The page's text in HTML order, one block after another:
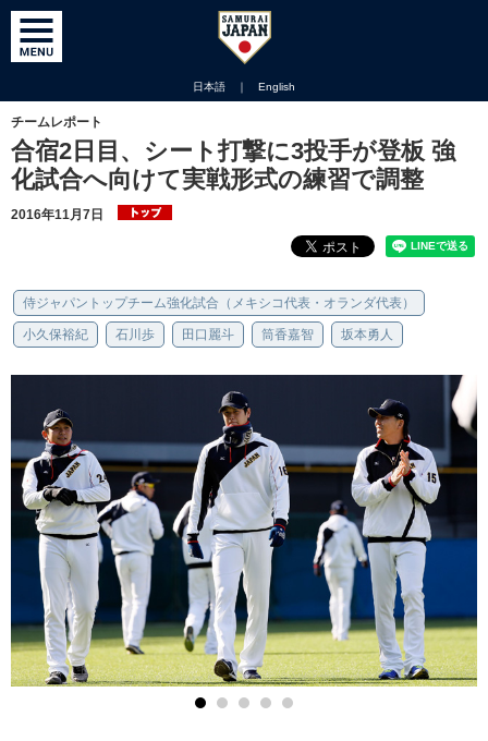
日本語 ｜ English
チームレポート
合宿2日目、シート打撃に3投手が登板 強
化試合へ向けて実戦形式の練習で調整
2016年11月7日
侍ジャパントップチーム強化試合（メキシコ代表・オランダ代表）
小久保裕紀 石川歩 田口麗斗 筒香嘉智 坂本勇人